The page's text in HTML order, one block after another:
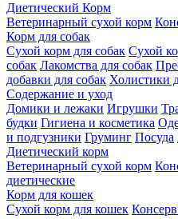
Диетический Корм
Ветеринарный сухой корм
Корм для собак
Сухой корм для собак Сухой
собак Лакомства для собак
добавки для собак Холистики
Содержание и уход
Домики и лежаки Игрушки
будки Гигиена и косметика
и подгузники Груминг Посуда
Диетический корм
Ветеринарный сухой корм
диетические
Корм для кошек
Сухой корм для кошек